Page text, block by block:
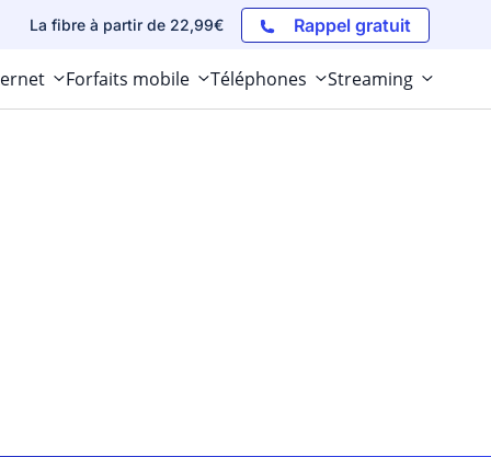
La fibre à partir de 22,99€ Rappel gratuit
Forfaits mobile Téléphones Streaming